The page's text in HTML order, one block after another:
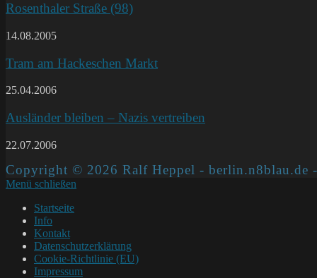
Rosenthaler Straße (98)
14.08.2005
Tram am Hackeschen Markt
25.04.2006
Ausländer bleiben – Nazis vertreiben
22.07.2006
Copyright © 2026 Ralf Heppel - berlin.n8blau.de
Menü schließen
Startseite
Info
Kontakt
Datenschutzerklärung
Cookie-Richtlinie (EU)
Impressum